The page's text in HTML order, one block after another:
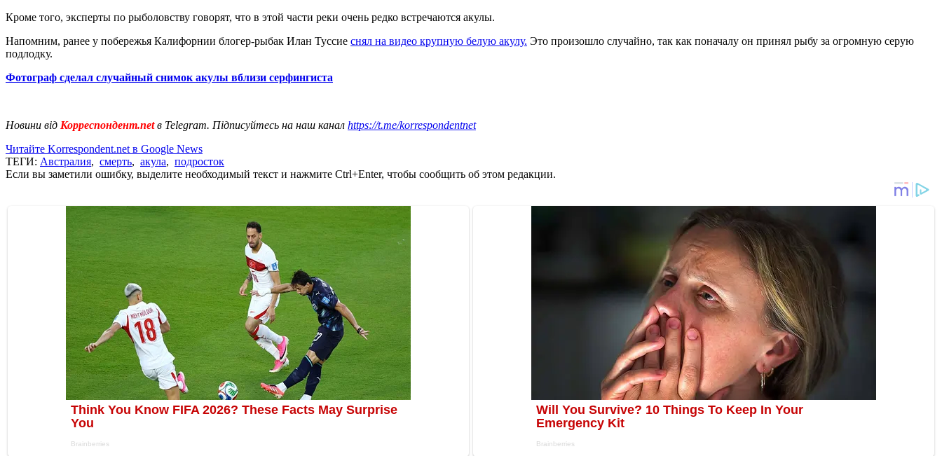
Кроме того, эксперты по рыболовству говорят, что в этой части реки очень редко встречаются акулы.
Напомним, ранее у побережья Калифорнии блогер-рыбак Илан Туссие снял на видео крупную белую акулу. Это произошло случайно, так как поначалу он принял рыбу за огромную серую
подлодку.
Фотограф сделал случайный снимок акулы вблизи серфингиста
Новини від Корреспондент.netв Telegram. Підписуйтесь на наш канал https://t.me/korrespondentnet
Читайте Korrespondent.net в Google News
ТЕГИ: Австралия, смерть, акула, подросток
Если вы заметили ошибку, выделите необходимый текст и нажмите Ctrl+Enter, чтобы сообщить об этом редакции.